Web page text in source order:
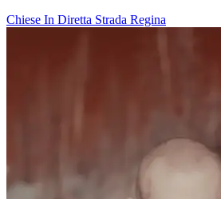
Chiese In Diretta Strada Regina